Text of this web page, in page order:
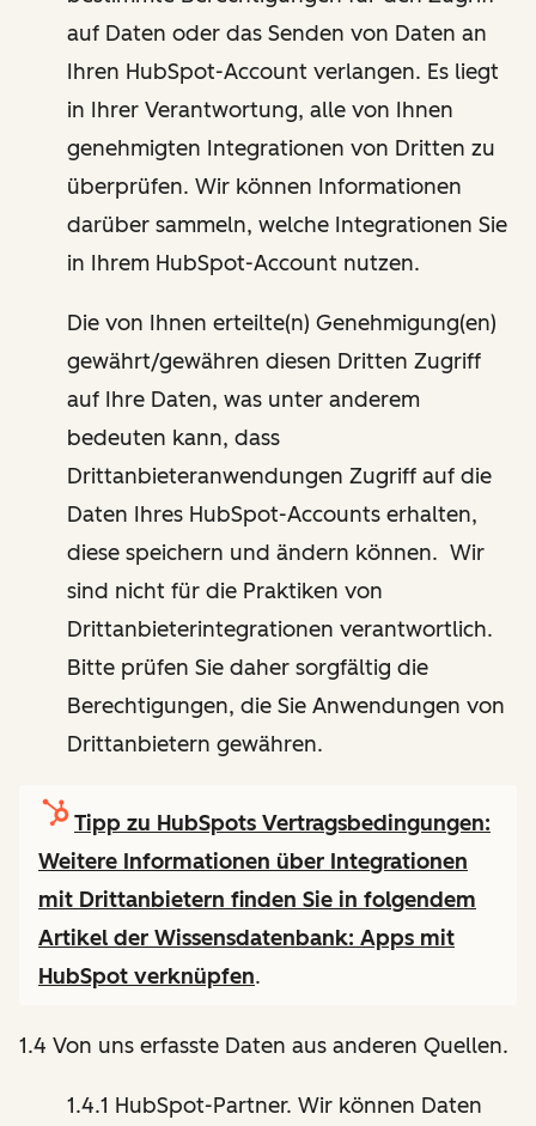
auf Daten oder das Senden von Daten an
Ihren HubSpot-Account verlangen. Es liegt
in Ihrer Verantwortung, alle von Ihnen
genehmigten Integrationen von Dritten zu
überprüfen. Wir können Informationen
darüber sammeln, welche Integrationen Sie
in Ihrem HubSpot-Account nutzen.
Die von Ihnen erteilte(n) Genehmigung(en)
gewährt/gewähren diesen Dritten Zugriff
auf Ihre Daten, was unter anderem
bedeuten kann, dass
Drittanbieteranwendungen Zugriff auf die
Daten Ihres HubSpot-Accounts erhalten,
diese speichern und ändern können. Wir
sind nicht für die Praktiken von
Drittanbieterintegrationen verantwortlich.
Bitte prüfen Sie daher sorgfältig die
Berechtigungen, die Sie Anwendungen von
Drittanbietern gewähren.
Tipp zu HubSpots Vertragsbedingungen:
Weitere Informationen über Integrationen
mit Drittanbietern finden Sie in folgendem
Artikel der Wissensdatenbank: Apps mit
HubSpot verknüpfen.
1.4 Von uns erfasste Daten aus anderen Quellen.
1.4.1 HubSpot-Partner. Wir können Daten